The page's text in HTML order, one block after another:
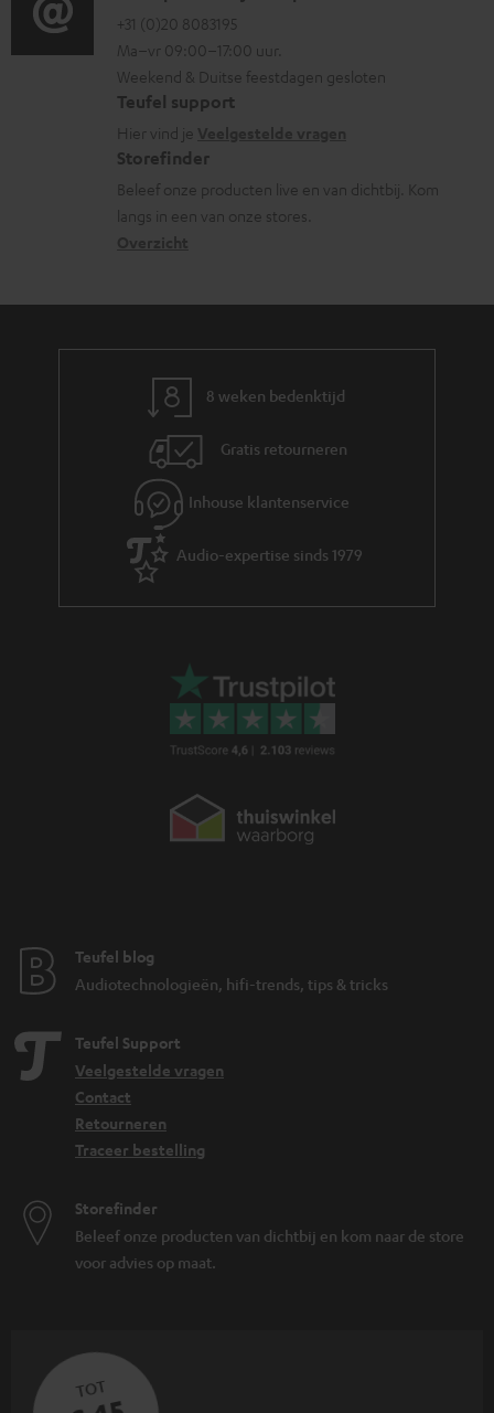
m
a
t
i
e
i
n
f
o
r
m
a
o
g
l
o
s
s
a
o
n
t
a
c
t
i
r
+31 (0)20 8083195
Ma–vr 09:00–17:00 uur.
Weekend & Duitse feestdagen gesloten
Teufel support
Hier vind je
Storefinder
Beleef onze producten live en van dichtbij. Kom
langs in een van onze stores.
8 weken bedenktijd
Gratis retourneren
Inhouse klantenservice
Audio-expertise sinds 1979
Teufel blog
Audiotechnologieën, hifi-trends, tips & tricks
Teufel Support
Veelgestelde vragen
Contact
Retourneren
Traceer bestelling
Storefinder
Beleef onze producten van dichtbij en kom naar de store
voor advies op maat.
TOT